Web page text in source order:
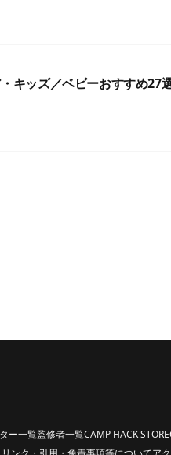
キッズ／ベビーおすすめ27
ー一覧監修者一覧CAMP HACK STORE